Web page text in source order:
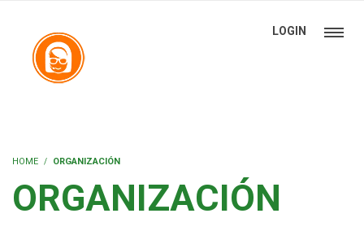
LOGIN
HOME ORGANIZACIÓN
ORGANIZACIÓN